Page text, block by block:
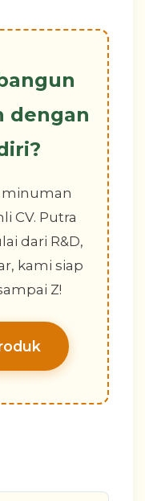
dengan
minuman
CV. Putra
dari R&D,
kami siap
Z!